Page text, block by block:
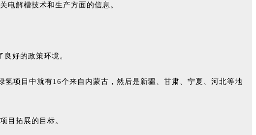
电解槽技术和生产方面的信息。
好的政策环境。
项目中就有16个来自内蒙古，然后是新疆、甘肃、宁夏、河北等地
目拓展的目标。